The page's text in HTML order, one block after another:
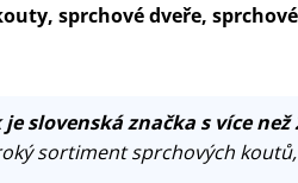
sprchové dveře, sprchové
slovenská značka s více
sortiment sprchových